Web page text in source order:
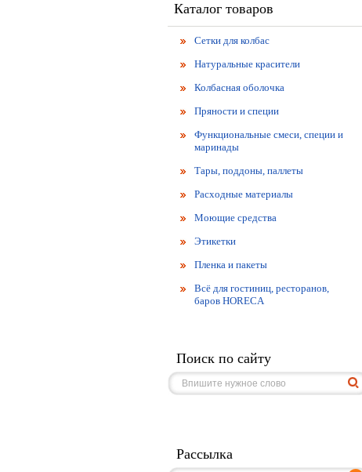
Каталог товаров
Сетки для колбас
Натуральные красители
Колбасная оболочка
Пряности и специи
Функциональные смеси, специи и
маринады
Тары, поддоны, паллеты
Расходные материалы
Моющие средства
Этикетки
Пленка и пакеты
Всё для гостиниц, ресторанов,
баров HORECA
Поиск по сайту
Рассылка